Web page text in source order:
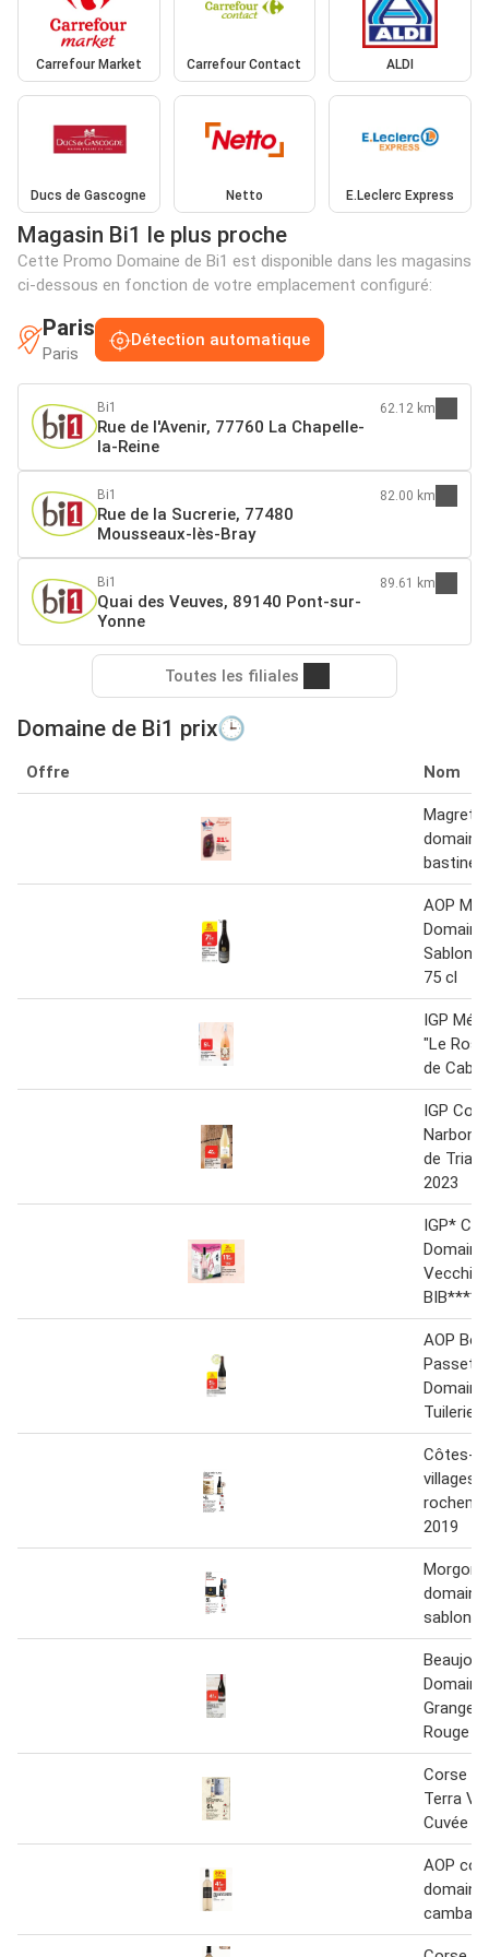
Carrefour Market Carrefour Contact ALDI
Ducs de Gascogne Netto E.Leclerc Express
Magasin Bi1 le plus proche
Cette Promo Domaine de Bi1 est disponible dans les magasins
ci-dessous en fonction de votre emplacement configuré:
Paris
Paris
Détection automatique
Bi1
Rue de l'Avenir, 77760 La Chapelle-
la-Reine
62.12 km
Bi1
Rue de la Sucrerie, 77480
Mousseaux-lès-Bray
82.00 km
Bi1
Quai des Veuves, 89140 Pont-sur-
Yonne
89.61 km
Toutes les filiales
Domaine de Bi1 prix🕒
Offre Nom
Magret
domaine
bastine
AOP
Sablon
75 cl
IGP
"Le
de
IGP
de
2023
IGP*
Vecchia
BIB****
AOP
Tuilerie
Côtes-
villages
2019
Morgon
sablon
Grange
Rouge
Corse
Terra
Cuvée
AOP
domaine